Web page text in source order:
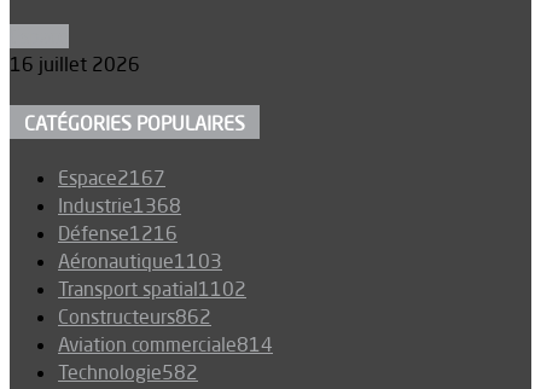
16 juillet 2026
CATÉGORIES POPULAIRES
Espace2167
Industrie1368
Défense1216
Aéronautique1103
Transport spatial1102
Constructeurs862
Aviation commerciale814
Technologie582